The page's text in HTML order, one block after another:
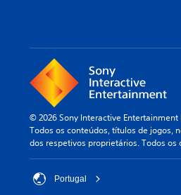
© 2026 Sony Interactive Entertainment
Todos os conteúdos, títulos de jogos,
dos respetivos proprietários. Todos os
Portugal